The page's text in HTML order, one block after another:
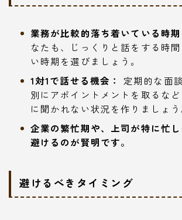
業務が比較的落ち着いている時期
なたも、じっくりと話をする時
い時期を選びましょう。
1対1で話せる機会：
定期的な面
別にアポイントメントを取るな
に聞かれない状況を作りましょう
企業の繁忙期や、上司が特に忙
避けるのが賢明です。
避けるべきタイミング